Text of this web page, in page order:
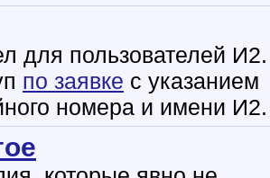
для пользователей И2.
по заявке с указанием
номера и имени И2.